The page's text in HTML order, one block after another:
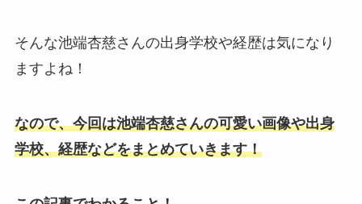
そんな池端杏慈さんの出身学校や経歴は気になり
ますよね！
なので、今回は池端杏慈さんの可愛い画像や出身
学校、経歴などをまとめていきます！